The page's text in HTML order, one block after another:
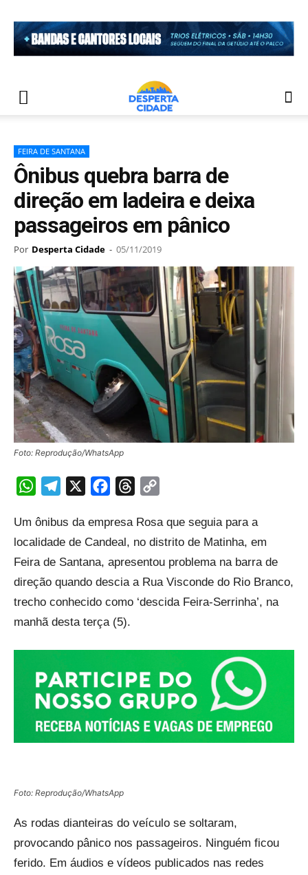
FEIRA DE SANTANA
Ônibus quebra barra de
direção em ladeira e deixa
passageiros em pânico
Por Desperta Cidade - 05/11/2019
Foto: Reprodução/WhatsApp
WhatsAppTelegram FacebookThreads
Um ônibus da empresa Rosa que seguia para a
localidade de Candeal, no distrito de Matinha, em
Feira de Santana, apresentou problema na barra de
direção quando descia a Rua Visconde do Rio Branco,
trecho conhecido como ‘descida Feira-Serrinha’, na
manhã desta terça (5).
Foto: Reprodução/WhatsApp
As rodas dianteiras do veículo se soltaram,
provocando pânico nos passageiros. Ninguém ficou
ferido. Em áudios e vídeos publicados nas redes